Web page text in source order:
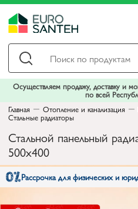
Осуществляем продажу, доставку и
по всей
Главная
Отопление и канализация
Стальные радиаторы
Стальной панельный
500x400
Рассрочка для физических и